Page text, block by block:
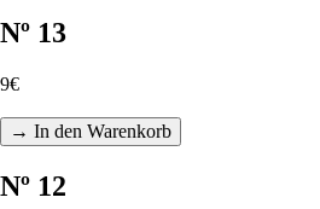
Nº 13
9€
→ In den Warenkorb
Nº 12